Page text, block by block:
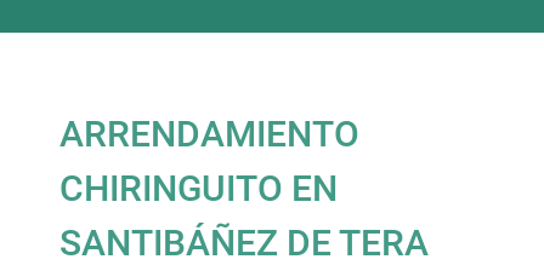
ARRENDAMIENTO
CHIRINGUITO EN
SANTIBÁÑEZ DE TERA